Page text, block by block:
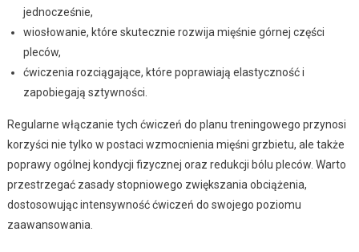
jednocześnie,
wiosłowanie, które skutecznie rozwija mięśnie górnej części
pleców,
ćwiczenia rozciągające, które poprawiają elastyczność i
zapobiegają sztywności.
Regularne włączanie tych ćwiczeń do planu treningowego przynosi
korzyści nie tylko w postaci wzmocnienia mięśni grzbietu, ale także
poprawy ogólnej kondycji fizycznej oraz redukcji bólu pleców. Warto
przestrzegać zasady stopniowego zwiększania obciążenia,
dostosowując intensywność ćwiczeń do swojego poziomu
zaawansowania.